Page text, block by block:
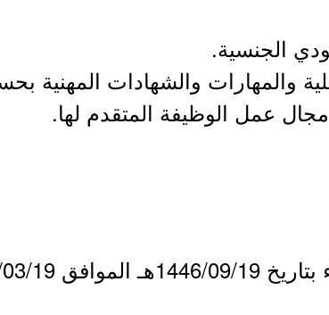
الجنسية.
والمهارات والشهادات المهنية
عمل الوظيفة المتقدم لها.
2025/03/19م.